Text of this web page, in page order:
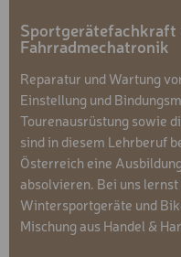
Sportgerätefachkraft
Fahrradmechatronik
Reparatur und Wartung
Einstellung und
Tourenausrüstung sowie
sind in diesem Lehrberuf
Österreich eine
absolvieren. Bei uns
Wintersportgeräte und
Mischung aus Handel &